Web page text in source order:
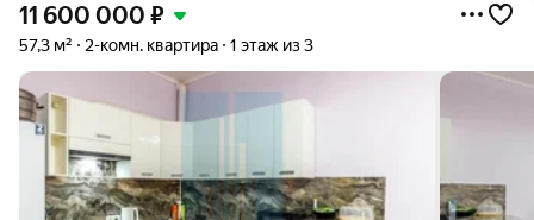
11 600 000 ₽
57,3 м² 2-комн. квартира 1 этаж из 3